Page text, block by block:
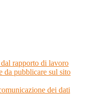
rapporto di lavoro
da pubblicare sul sito
dei dati